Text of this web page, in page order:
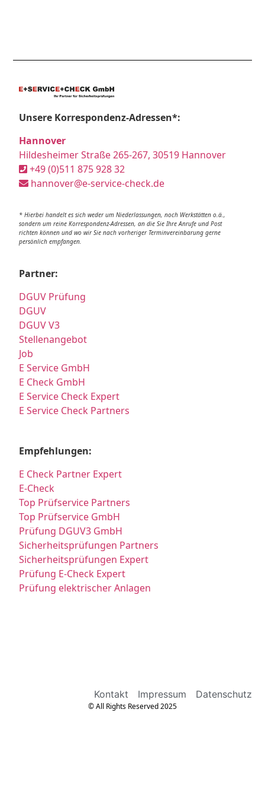
Unsere Korrespondenz-Adressen*:
Hannover
Hildesheimer Straße 265-267, 30519 Hannover
+49 (0)511 875 928 32
hannover@e-service-check.de
* Hierbei handelt es sich weder um Niederlassungen, noch Werkstätten o.ä.,
sondern um reine Korrespondenz-Adressen, an die Sie Ihre Anrufe und Post
richten können und wo wir Sie nach vorheriger Terminvereinbarung gerne
persönlich empfangen.
Partner:
DGUV Prüfung
DGUV
DGUV V3
Stellenangebot
Job
E Service GmbH
E Check GmbH
E Service Check Expert
E Service Check Partners
Empfehlungen:
E Check Partner Expert
E-Check
Top Prüfservice Partners
Top Prüfservice GmbH
Prüfung DGUV3 GmbH
Sicherheitsprüfungen Partners
Sicherheitsprüfungen Expert
Prüfung E-Check Expert
Prüfung elektrischer Anlagen
Kontakt Impressum Datenschutz
© All Rights Reserved 2025